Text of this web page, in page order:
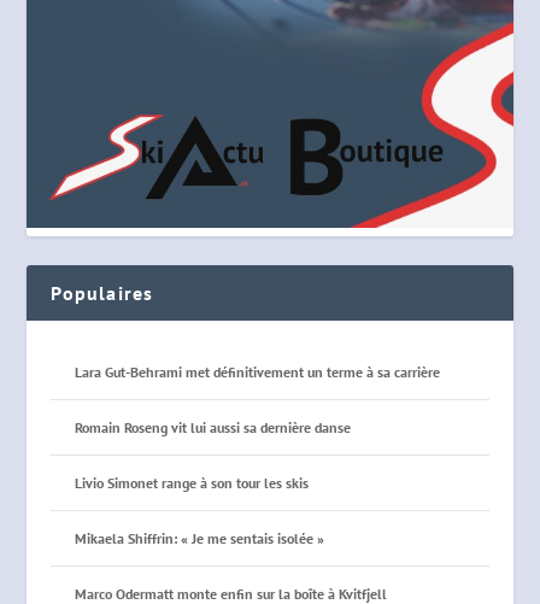
Populaires
Lara Gut-Behrami met définitivement un terme à sa carrière
Romain Roseng vit lui aussi sa dernière danse
Livio Simonet range à son tour les skis
Mikaela Shiffrin: « Je me sentais isolée »
Marco Odermatt monte enfin sur la boîte à Kvitfjell